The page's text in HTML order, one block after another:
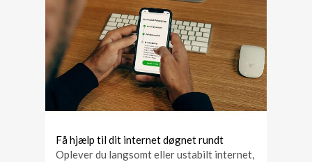
Få hjælp til dit internet døgnet rundt
Oplever du langsomt eller ustabilt internet,